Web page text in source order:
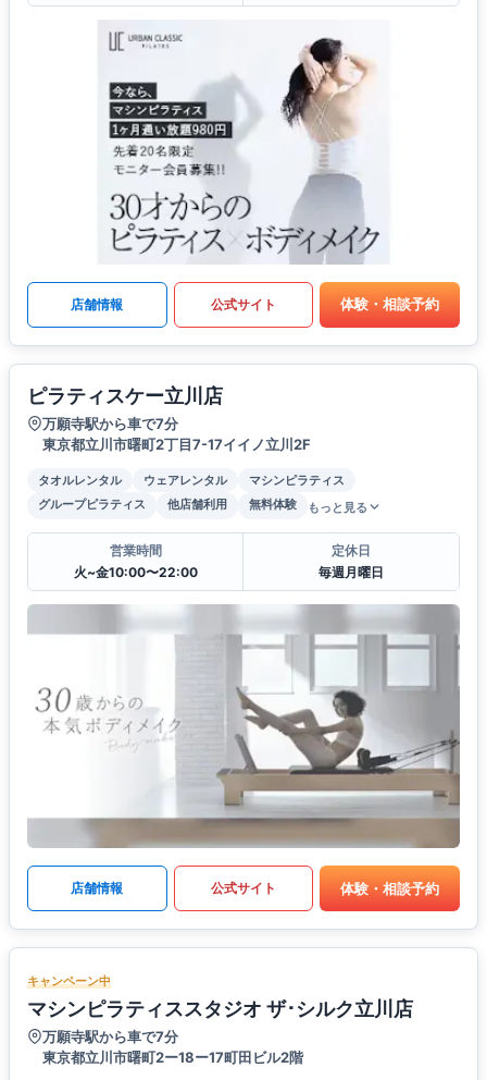
店舗情報 公式サイト 体験・相談予約
ピラティスケー立川店
万願寺駅から車で7分
東京都立川市曙町2丁目7-17イイノ立川2F
タオルレンタル ウェアレンタル
マシンピラティス
グループピラティス
他店舗利用 無料体験 もっと見る
営業時間
火~金10:00〜22:00
定休日
毎週月曜日
店舗情報 公式サイト 体験・相談予約
キャンペーン中
マシンピラティススタジオ ザ･シルク立川店
万願寺駅から車で7分
東京都立川市曙町2ー18ー17町田ビル2階